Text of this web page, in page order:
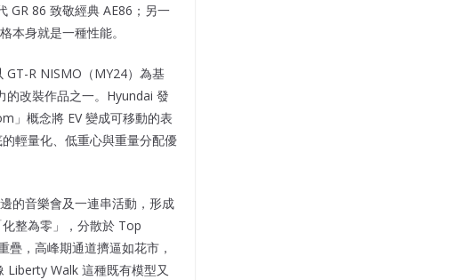
GR 86 致敬經典 AE86；另一
本身就是一種性能。
GT-R NISMO（MY24）為基
的改裝作品之一。Hyundai 發
」概念將 EV 變成可移動的表
輕量化、低重心與重量分配優
的音樂會及一連串活動，形成
整為零」，分散於 Top
，高峰期通道擠逼如花市，
Walk 這種既有模型又